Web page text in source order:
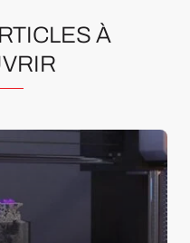
À